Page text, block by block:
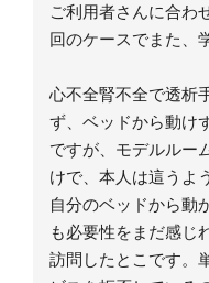
ご利用者さんに合わ
回のケースでまた、
心不全腎不全で透析
ず、ベッドから動け
ですが、モデルルー
けで、本人は這うよ
自分のベッドから動
も必要性をまだ感じ
訪問したとこです。